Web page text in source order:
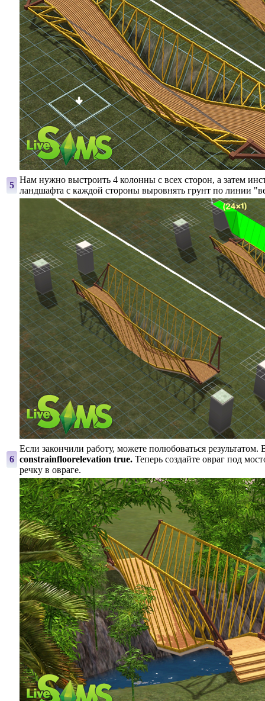
5
Нам нужно выстроить 4 колонны с всех сторон, а затем
ландшафта с каждой стороны выровнять грунт по линии
6
Если закончили работу, можете полюбоваться результатом.
constrainfloorelevation true. Теперь создайте овраг под
речку в овраге.